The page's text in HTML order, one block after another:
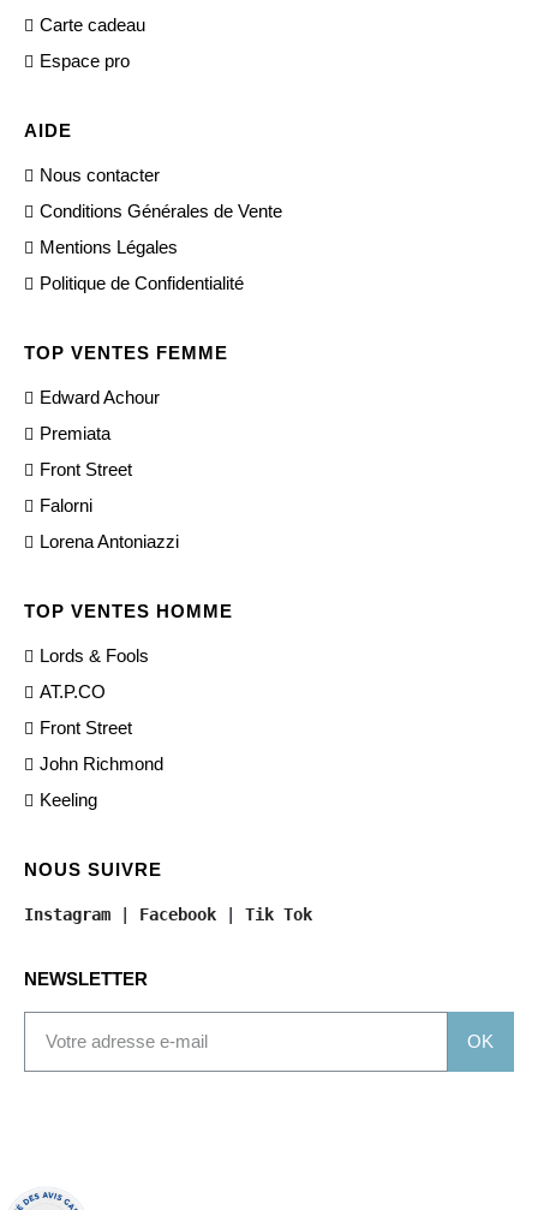
Carte cadeau
Espace pro
AIDE
Nous contacter
Conditions Générales de Vente
Mentions Légales
Politique de Confidentialité
TOP VENTES FEMME
Edward Achour
Premiata
Front Street
Falorni
Lorena Antoniazzi
TOP VENTES HOMME
Lords & Fools
AT.P.CO
Front Street
John Richmond
Keeling
NOUS SUIVRE
Instagram Facebook Tik Tok
NEWSLETTER
OK